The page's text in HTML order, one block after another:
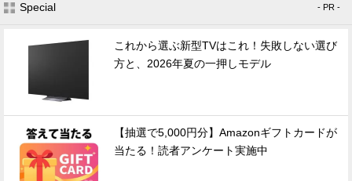
Special - PR -
これから選ぶ新型TVはこれ！失敗しない選び
方と、2026年夏の一押しモデル
【抽選で5,000円分】Amazonギフトカードが
当たる！読者アンケート実施中